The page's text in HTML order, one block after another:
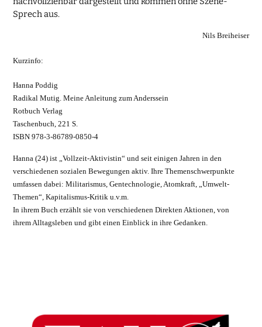
Sprech aus.
Nils Breiheiser
Kurzinfo:
Hanna Poddig
Radikal Mutig. Meine Anleitung zum Anderssein
Rotbuch Verlag
Taschenbuch, 221 S.
ISBN 978-3-86789-0850-4
Hanna (24) ist „Vollzeit-Aktivistin“ und seit einigen Jahren in den
verschiedenen sozialen Bewegungen aktiv. Ihre Themenschwerpunkte
umfassen dabei: Militarismus, Gentechnologie, Atomkraft, „Umwelt-
Themen“, Kapitalismus-Kritik u.v.m.
In ihrem Buch erzählt sie von verschiedenen Direkten Aktionen, von
ihrem Alltagsleben und gibt einen Einblick in ihre Gedanken.